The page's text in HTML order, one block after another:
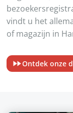
vindt u het
of magazijn in
Ontdek onze